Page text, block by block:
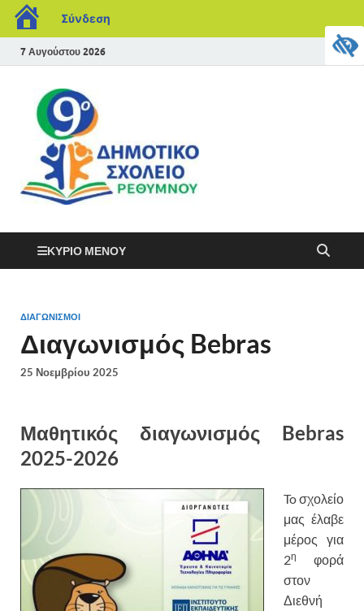
Σύνδεση
7 Αυγούστου 2026
ΚΎΡΙΟ ΜΕΝΟΎ
ΔΙΑΓΩΝΙΣΜΟΊ
Διαγωνισμός Bebras
25 Νοεμβρίου 2025
Μαθητικός διαγωνισμός Bebras
2025-2026
To σχολείο
μας έλαβε
μέρος για
2η
φορά
στον
Διεθνή